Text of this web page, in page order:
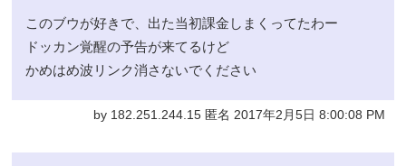
このブウが好きで、出た当初課金しまくってたわー
ドッカン覚醒の予告が来てるけど
かめはめ波リンク消さないでください
by 182.251.244.15 匿名 2017年2月5日 8:00:08 PM